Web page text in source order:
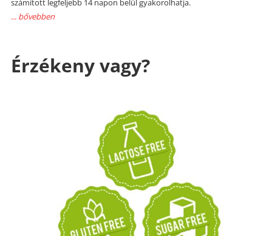
számított legfeljebb 14 napon belül gyakorolhatja.
... bővebben
Érzékeny vagy?